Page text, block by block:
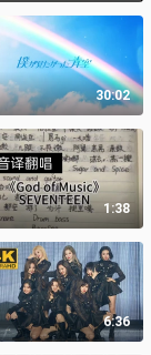
30:02
1:38
6:36